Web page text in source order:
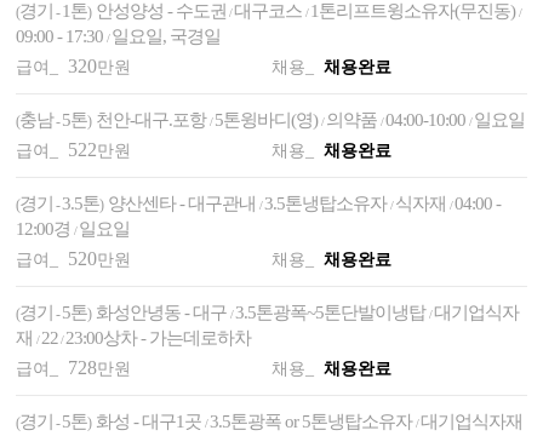
(경기 -1톤) 안성양성 - 수도권 / 대구코스/ 1톤리프트윙소유자(무진동)/
09:00 - 17:30/ 일요일, 국경일
급여_ 320만원 채용_ 채용완료
(충남-5톤) 천안-대구.포항/ 5톤윙바디(영)/ 의약품/04:00-10:00/ 일요일
급여_ 522만원 채용_ 채용완료
(경기 -3.5톤) 양산센타 - 대구관내/3.5톤냉탑소유자/ 식자재/04:00 -
12:00경/ 일요일
급여_ 520만원 채용_ 채용완료
(경기 -5톤) 화성안녕동 - 대구/3.5톤광폭~5톤단발이냉탑/ 대기업식자
재/ 22 / 23:00상차 - 가는데로하차
급여_ 728만원 채용_ 채용완료
(경기 -5톤) 화성 - 대구1곳/3.5톤광폭 or 5톤냉탑소유자/ 대기업식자재